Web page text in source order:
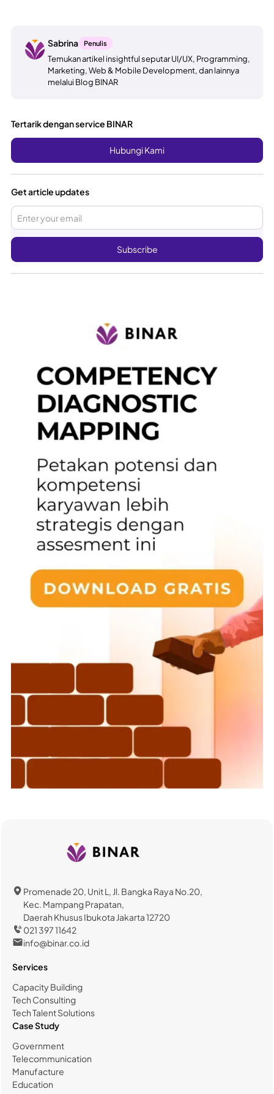
Sabrina Penulis
Temukan artikel insightful seputar UI/UX, Programming,
Marketing, Web & Mobile Development, dan lainnya
melalui Blog BINAR
Tertarik dengan service BINAR
Hubungi Kami
Get article updates
Promenade 20, Unit L, Jl. Bangka Raya No.20,
Kec. Mampang Prapatan,
Daerah Khusus Ibukota Jakarta 12720
021 397 11642
info@binar.co.id
Services
Capacity Building
Tech Consulting
Tech Talent Solutions
Case Study
Government
Telecommunication
Manufacture
Education